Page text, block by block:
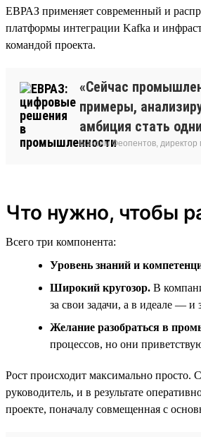
ЕВРАЗ применяет современный и
платформы интеграции Kafka и
командой проекта.
«Сейчас
примеры,
амбиция стать
Максим Феопентов,
Что нужно, чтобы
Всего три компонента:
Уровень знаний и
Широкий кругозор. В
за свои задачи, а в идеале — и
Желание разобраться в
процессов, но они
Рост происходит максимально просто.
руководитель, и в результате
проекте, поначалу совмещенная с